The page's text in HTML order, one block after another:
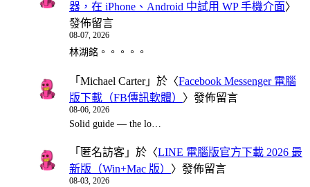
器，在 iPhone、Android 中試用 WP 手機介面〉
發佈留言
08-07, 2026
林湖銘。。。。。
「 Michael Carter」於〈Facebook Messenger 電腦
版下載（FB傳訊軟體） 〉發佈留言
08-06, 2026
Solid guide — the lo…
「 匿名訪客 」於〈LINE 電腦版官方下載 2026 最
新版（Win+Mac 版） 〉發佈留言
08-03, 2026